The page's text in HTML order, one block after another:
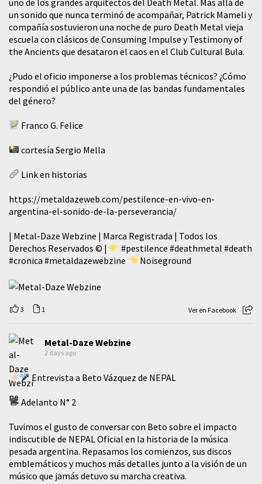
un sonido que nunca terminó de acompañar, Patrick Mameli y
compañía sostuvieron una noche de puro Death Metal vieja
escuela con clásicos de Consuming Impulse y Testimony of
the Ancients que desataron el caos en el Club Cultural Bula.
¿Pudo el oficio imponerse a los problemas técnicos? ¿Cómo
respondió el público ante una de las bandas fundamentales
del género?
Franco G. Felice
cortesía Sergio Mella
Link en historias
https://metaldazeweb.com/pestilence-en-vivo-en-
argentina-el-sonido-de-la-perseverancia/
| Metal-Daze Webzine | Marca Registrada | Todos los
Derechos Reservados © |
#pestilence #deathmetal #death
#cronica #metaldazewebzine Noiseground
3 1 Ver en Facebook
Metal-Daze Webzine
2 days ago
Entrevista a Beto Vázquez de NEPAL
Adelanto N° 2
Tuvimos el gusto de conversar con Beto sobre el impacto
indiscutible de NEPAL Oficial en la historia de la música
pesada argentina. Repasamos los comienzos, sus discos
emblemáticos y muchos más detalles junto a la visión de un
músico que jamás detuvo su marcha creativa.